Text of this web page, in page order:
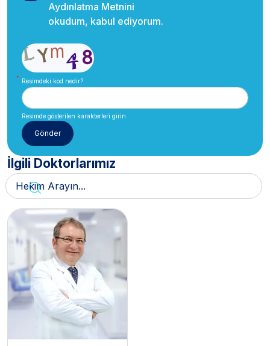
Aydınlatma Metnini
okudum, kabul ediyorum.
Resimdeki kod nedir?
Resimde gösterilen karakterleri girin.
İlgili Doktorlarımız